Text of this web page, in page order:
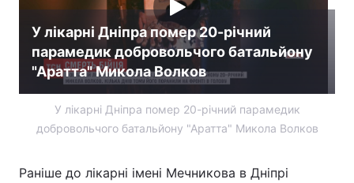
У лікарні Дніпра помер 20-річний
парамедик добровольчого батальйону
"Аратта" Микола Волков
У лікарні Дніпра помер 20-річний парамедик
добровольчого батальйону "Аратта" Микола Волков
Раніше до лікарні імені Мечникова в Дніпрі